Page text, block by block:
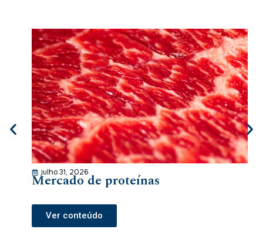
julho 31, 2026
Mercado de proteínas
Ver conteúdo